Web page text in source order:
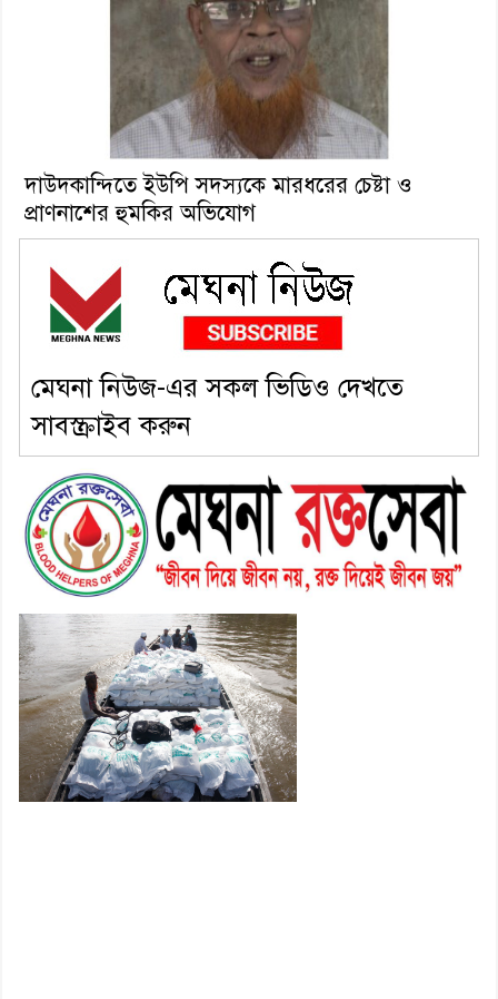
দাউদকান্দিতে ইউপি সদস্যকে মারধরের চেষ্টা ও
প্রাণনাশের হুমকির অভিযোগ
মেঘনা নিউজ-এর সকল ভিডিও দেখতে
সাবস্ক্রাইব করুন